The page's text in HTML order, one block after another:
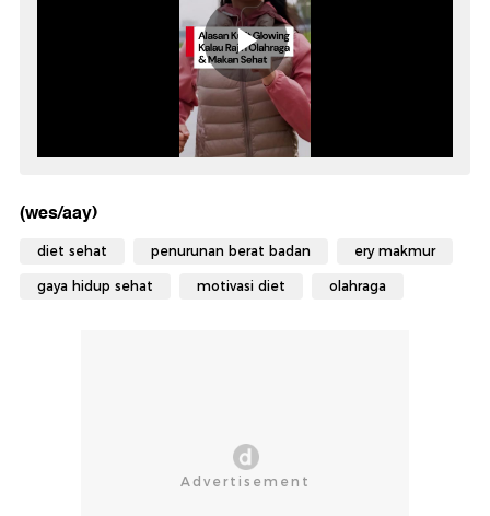
(wes/aay)
diet sehat penurunan berat badan ery makmur
gaya hidup sehat motivasi diet olahraga